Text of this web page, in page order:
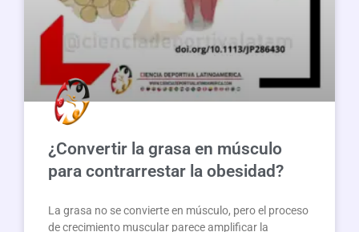
¿Convertir la grasa en músculo
para contrarrestar la obesidad?
La grasa no se convierte en músculo, pero el proceso
de crecimiento muscular parece amplificar la